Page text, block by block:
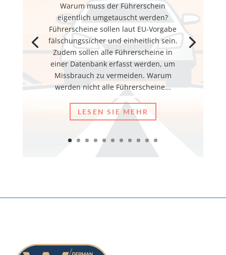
Warum muss der Führerschein
eigentlich umgetauscht werden?
Führerscheine sollen laut EU-Vorgabe
fälschungssicher und einheitlich sein.
Zudem sollen alle Führerscheine in
einer Datenbank erfasst werden, um
Missbrauch zu vermeiden. Warum
werden nicht alle Führerscheine...
LESEN SIE MEHR